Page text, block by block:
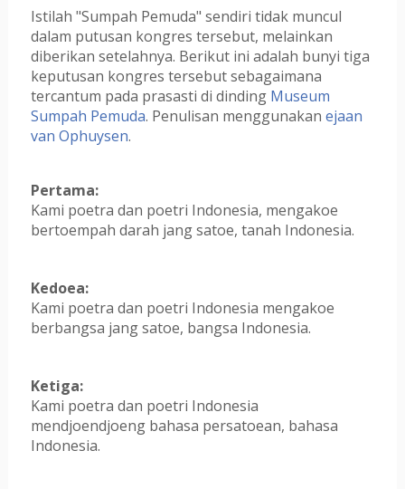
Istilah "Sumpah Pemuda" sendiri tidak muncul
dalam putusan kongres tersebut, melainkan
diberikan setelahnya. Berikut ini adalah bunyi tiga
keputusan kongres tersebut sebagaimana
tercantum pada prasasti di dinding Museum
Sumpah Pemuda. Penulisan menggunakan ejaan
van Ophuysen.
Pertama:
Kami poetra dan poetri Indonesia, mengakoe
bertoempah darah jang satoe, tanah Indonesia.
Kedoea:
Kami poetra dan poetri Indonesia mengakoe
berbangsa jang satoe, bangsa Indonesia.
Ketiga:
Kami poetra dan poetri Indonesia
mendjoendjoeng bahasa persatoean, bahasa
Indonesia.